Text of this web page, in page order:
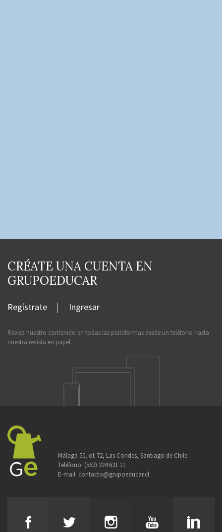
CRÉATE UNA CUENTA EN
GRUPOEDUCAR
Regístrate Ingresar
Revisa nuestro contenido en todas las plataformas desde un teléfono hasta
nuestra revista en papel.
Málaga 50, of. 72, Las Condes, Santiago de Chile.
Teléfono: (562) 224 631 11
E-mail: contacto@grupoeducar.cl